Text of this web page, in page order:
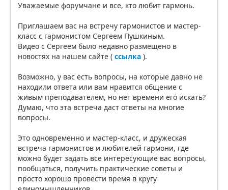
Уважаемые форумчане и все, кто любит гармонь.
Приглашаем вас на встречу гармонистов и мастер-
класс с гармонистом Сергеем Пушкиным.
Видео с Сергеем было недавно размещено в
новостях на нашем сайте ( ссылка ).
Возможно, у вас есть вопросы, на которые давно не
находили ответа или вам нравится общение с
живым преподавателем, но нет времени его искать?
Думаю, что эта встреча даст ответы на многие
вопросы.
Это одновременно и мастер-класс, и дружеская
встреча гармонистов и любителей гармони, где
можно будет задать все интересующие вас вопросы,
пообщаться, получить практические советы и
просто хорошо провести время в кругу